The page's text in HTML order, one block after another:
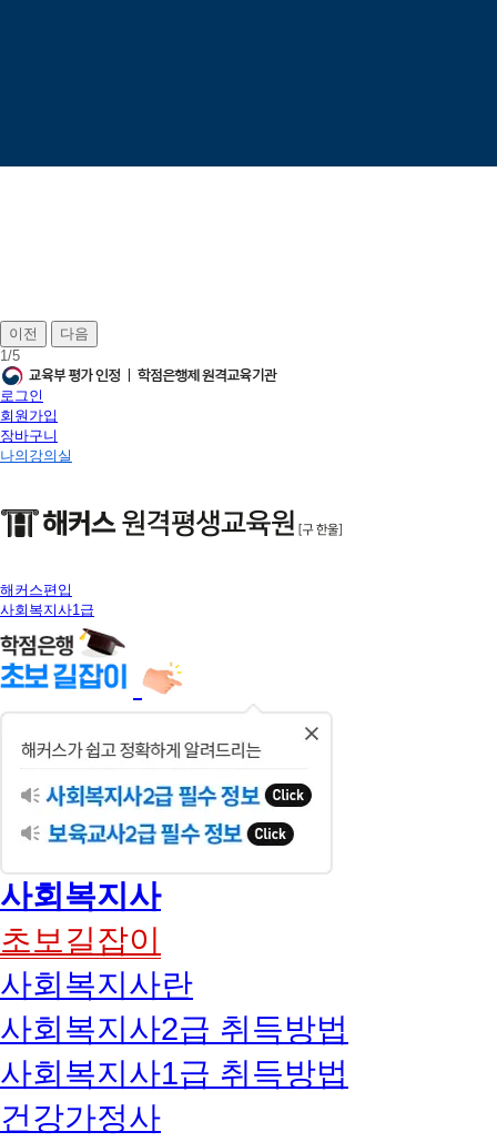
이전
다음
1/5
로그인
회원가입
장바구니
나의강의실
해커스편입
사회복지사1급
사회복지사
초보길잡이
사회복지사란
사회복지사2급 취득방법
사회복지사1급 취득방법
건강가정사